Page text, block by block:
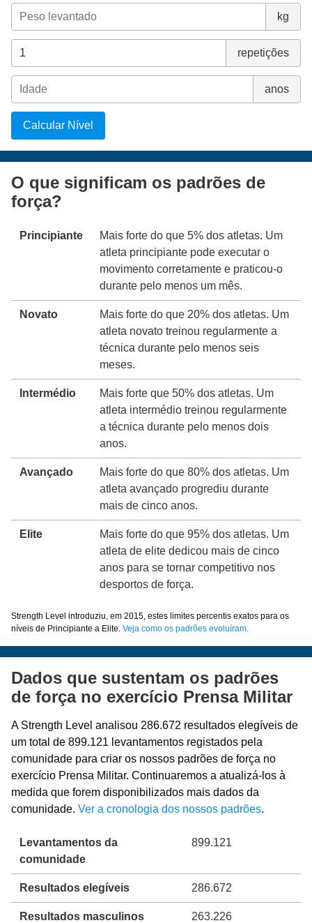
kg
repetições
anos
Calcular Nível
O que significam os padrões de
força?
Principiante
Mais forte do que 5% dos atletas. Um
atleta principiante pode executar o
movimento corretamente e praticou-o
durante pelo menos um mês.
Novato
Mais forte do que 20% dos atletas. Um
atleta novato treinou regularmente a
técnica durante pelo menos seis
meses.
Intermédio
Mais forte que 50% dos atletas. Um
atleta intermédio treinou regularmente
a técnica durante pelo menos dois
anos.
Avançado
Mais forte do que 80% dos atletas. Um
atleta avançado progrediu durante
mais de cinco anos.
Elite
Mais forte do que 95% dos atletas. Um
atleta de elite dedicou mais de cinco
anos para se tornar competitivo nos
desportos de força.
Strength Level introduziu, em 2015, estes limites percentis exatos para os
níveis de Principiante a Elite. Veja como os padrões evoluíram.
Dados que sustentam os padrões
de força no exercício Prensa Militar
A Strength Level analisou 286.672 resultados elegíveis de
um total de 899.121 levantamentos registados pela
comunidade para criar os nossos padrões de força no
exercício Prensa Militar. Continuaremos a atualizá-los à
medida que forem disponibilizados mais dados da
comunidade. Ver a cronologia dos nossos padrões.
Levantamentos da
comunidade
899.121
Resultados elegíveis 286.672
Resultados masculinos 263.226